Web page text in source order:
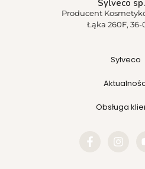
Sylveco
Producent
Łąka 260F,
Sylveco
Obsługa